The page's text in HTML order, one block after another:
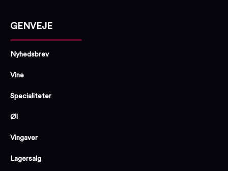
GENVEJE
Nyhedsbrev
Vine
Specialiteter
Øl
Vingaver
Lagersalg